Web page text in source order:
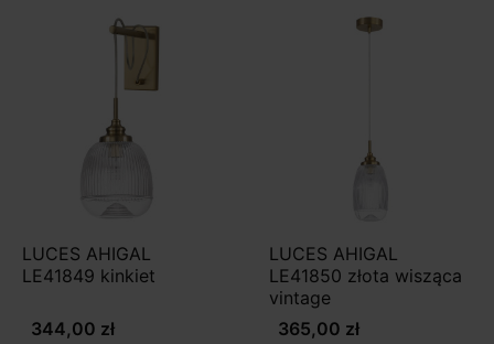
LUCES AHIGAL
LE41849 kinkiet
344,00 zł
LUCES AHIGAL
LE41850 złota wisząca
vintage
365,00 zł